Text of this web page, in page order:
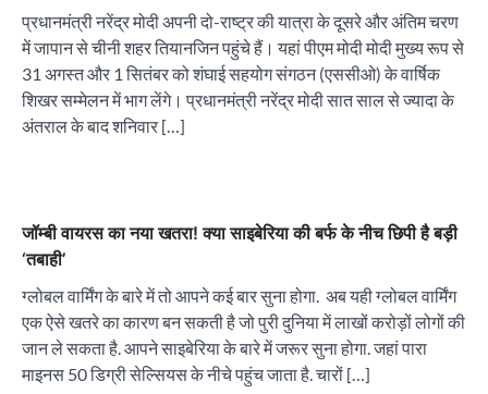
प्रधानमंत्री नरेंद्र मोदी अपनी दो-राष्ट्र की यात्रा के दूसरे और अंतिम चरण
में जापान से चीनी शहर तियानजिन पहुंचे हैं। यहां पीएम मोदी मोदी मुख्य रूप से
31 अगस्त और 1 सितंबर को शंघाई सहयोग संगठन (एससीओ) के वार्षिक
शिखर सम्मेलन में भाग लेंगे। प्रधानमंत्री नरेंद्र मोदी सात साल से ज्यादा के
अंतराल के बाद शनिवार […]
जॉम्बी वायरस का नया खतरा! क्या साइबेरिया की बर्फ के नीच छिपी है बड़ी
‘तबाही’
ग्लोबल वार्मिंग के बारे में तो आपने कई बार सुना होगा. अब यही ग्लोबल वार्मिंग
एक ऐसे खतरे का कारण बन सकती है जो पुरी दुनिया में लाखों करोड़ों लोगों की
जान ले सकता है. आपने साइबेरिया के बारे में जरूर सुना होगा. जहां पारा
माइनस 50 डिग्री सेल्सियस के नीचे पहुंच जाता है. चारों […]